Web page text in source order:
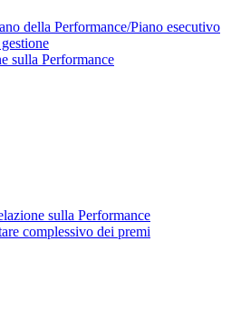
della Performance/Piano esecutivo
sulla Performance
sulla Performance
complessivo dei premi